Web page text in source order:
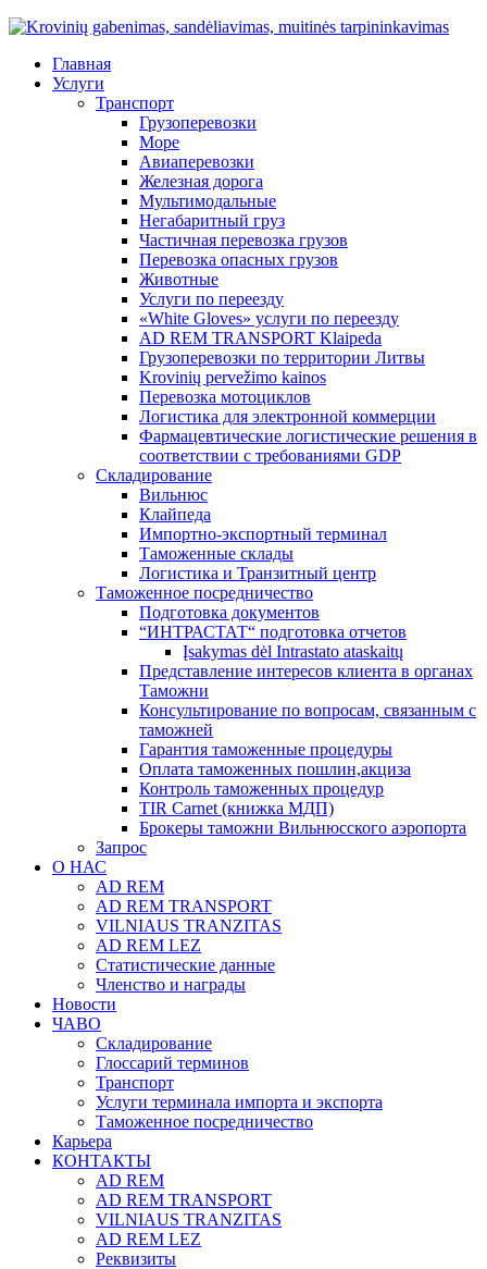
Главная
Услуги
Транспорт
Грузоперевозки
Море
Авиаперевозки
Железная дорога
Мультимодальные
Негабаритный груз
Частичная перевозка грузов
Перевозка опасных грузов
Животные
Услуги по переезду
«White Gloves» услуги по переезду
AD REM TRANSPORT Klaipeda
Грузоперевозки по территории Литвы
Krovinių pervežimo kainos
Перевозка мотоциклов
Логистика для электронной коммерции
Фармацевтические логистические решения в
соответствии с требованиями GDP
Складирование
Вильнюс
Клайпеда
Импортно-экспортный терминал
Таможенные склады
Логистика и Транзитный центр
Таможенное посредничество
Подготовка документов
“ИНТРАСТАТ“ подготовка отчетов
Įsakymas dėl Intrastato ataskaitų
Представление интересов клиента в органах
Таможни
Консультирование по вопросам, связанным с
таможней
Гарантия таможенные процедуры
Оплата таможенных пошлин,акциза
Контроль таможенных процедур
TIR Carnet (книжка МДП)
Брокеры таможни Вильнюсского аэропорта
Запрос
О НАС
AD REM
AD REM TRANSPORT
VILNIAUS TRANZITAS
AD REM LEZ
Статистические данные
Членство и награды
Новости
ЧАВО
Складирование
Глоссарий терминов
Транспорт
Услуги терминала импорта и экспорта
Таможенное посредничество
Карьера
КОНТАКТЫ
AD REM
AD REM TRANSPORT
VILNIAUS TRANZITAS
AD REM LEZ
Реквизиты